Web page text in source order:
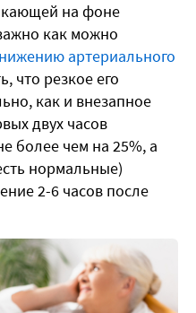
на фоне
как можно
артериального
что резкое его
как и внезапное
двух часов
более чем на 25%, а
нормальные)
2-6 часов после